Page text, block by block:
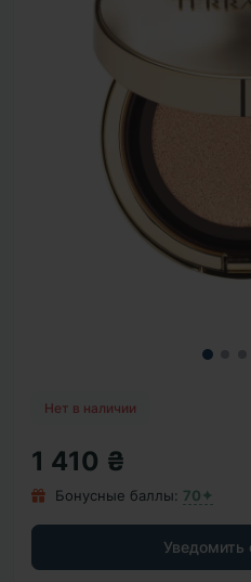
Нет в наличии
1 410 ₴
Бонусные баллы: 70✦
Уведомить